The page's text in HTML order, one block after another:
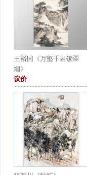
王裕国《万壑千岩锁翠
烟》
议价